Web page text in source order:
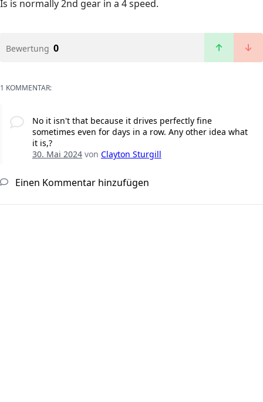
Is is normally 2nd gear in a 4 speed.
Bewertung 0
1 KOMMENTAR:
No it isn't that because it drives perfectly fine
sometimes even for days in a row. Any other idea what
it is,?
30. Mai 2024von Clayton Sturgill
Einen Kommentar hinzufügen